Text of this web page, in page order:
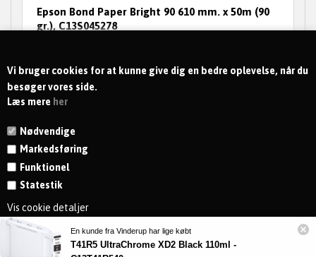
Vi bruger cookies for at kunne give dig en bedre oplevelse, når du
besøger vores side.
Læs mere her
Nødvendige
Markedsføring
Funktionel
Statestik
Vis cookie detaljer
Epson Bond Paper Bright 90 610 mm. x 50m (90
gr.), C13S045278
(90 gr.)
KONTAKT
MODTAG NYHEDER OG TILBUD
En kunde fra Vinderup har lige købt
T41R5 UltraChrome XD2 Black 110ml -